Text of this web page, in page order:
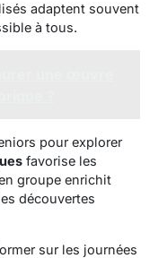
adaptent souvent
à tous.
pour explorer
favorise les
groupe enrichit
découvertes
sur les journées